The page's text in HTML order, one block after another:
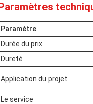
Paramètre
Durée du prix
Dureté
Application du projet
Le service